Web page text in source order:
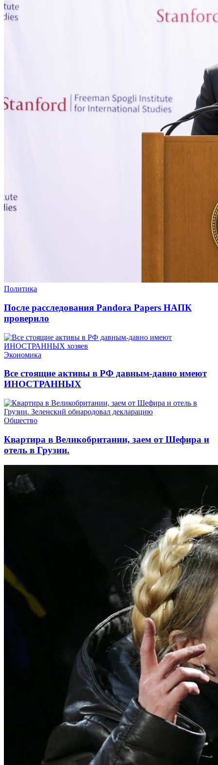
Политика
После расследования Pandora Papers НАПК
проверило
Экономика
Все стоящие активы в РФ давным-давно имеют
ИНОСТРАННЫХ
Общество
Квартира в Великобритании, заем от Шефира и
отель в Грузии.